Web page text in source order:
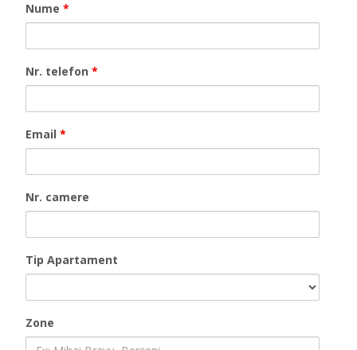
Nume *
Nr. telefon *
Email *
Nr. camere
Tip Apartament
Zone